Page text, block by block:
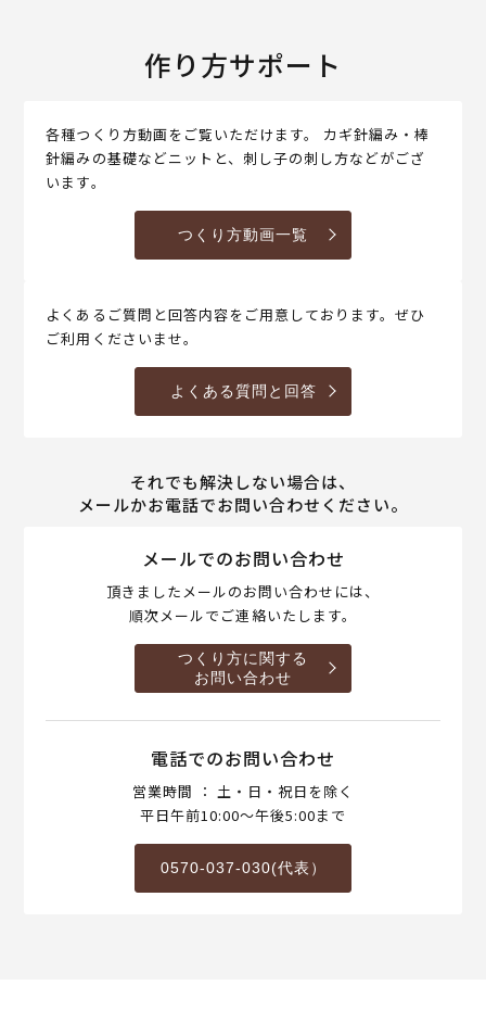
作り方サポート
各種つくり方動画をご覧いただけます。 カギ針編み・棒
針編みの基礎などニットと、刺し子の刺し方などがござ
います。
つくり方動画一覧
よくあるご質問と回答内容をご用意しております。ぜひ
ご利用くださいませ。
よくある質問と回答
それでも解決しない場合は、
メールかお電話でお問い合わせください。
メールでのお問い合わせ
頂きましたメールのお問い合わせには、
順次メールでご連絡いたします。
つくり方に関する
お問い合わせ
電話でのお問い合わせ
営業時間 ： 土・日・祝日を除く
平日午前10:00～午後5:00まで
0570-037-030(代表）